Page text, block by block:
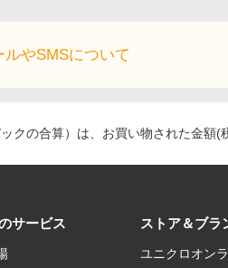
ルやSMSについて
クの合算）は、お買い物された金額
サービス ストア＆ブラ
ユニクロオン